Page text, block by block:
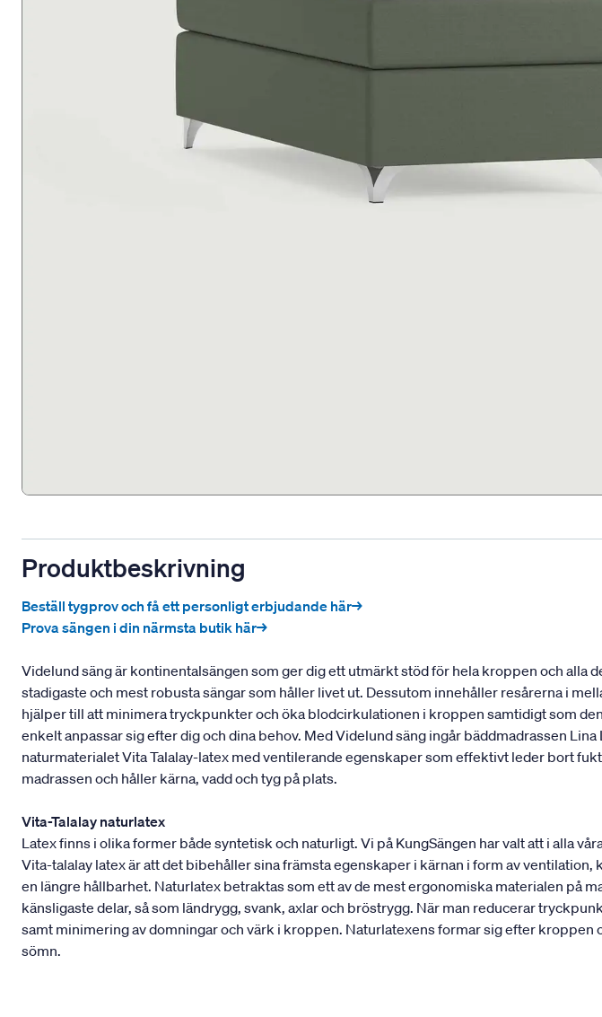
Produktbeskrivning
Beställ tygprov och få ett personligt erbjudande här→
Prova sängen i din närmsta butik här→
Videlund säng är kontinentalsängen som ger dig ett utmärkt stöd för hela kroppen och alla
stadigaste och mest robusta sängar som håller livet ut. Dessutom innehåller resårerna i
hjälper till att minimera tryckpunkter och öka blodcirkulationen i kroppen samtidigt som
enkelt anpassar sig efter dig och dina behov. Med Videlund säng ingår bäddmadrassen
naturmaterialet Vita Talalay-latex med ventilerande egenskaper som effektivt leder bort
madrassen och håller kärna, vadd och tyg på plats.
Vita-Talalay naturlatex
Latex finns i olika former både syntetisk och naturligt. Vi på KungSängen har valt att i alla
Vita-talalay latex är att det bibehåller sina främsta egenskaper i kärnan i form av
en längre hållbarhet. Naturlatex betraktas som ett av de mest ergonomiska materialen på
känsligaste delar, så som ländrygg, svank, axlar och bröstrygg. När man reducerar
samt minimering av domningar och värk i kroppen. Naturlatexens formar sig efter kroppen
sömn.